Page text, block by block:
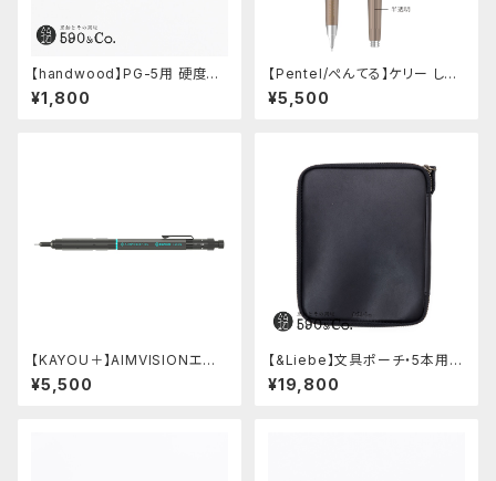
【handwood】PG-5用 硬度表
示窓 (超超ジュラルミン/正方形)
¥1,800
【Pentel/ぺんてる】ケリー しー
さーコラボ限定カラー
¥5,500
【KAYOU＋】AIMVISIONエイ
ムビジョン (ストーンブラック)
¥5,500
【&Liebe】文具ポーチ・5本用
(スムースブラック)
¥19,800